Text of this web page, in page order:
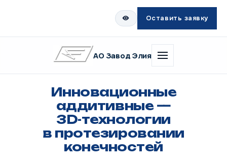
Оставить заявку
АО Завод Элия
Инновационные
аддитивные —
3D-технологии
в протезировании
конечностей